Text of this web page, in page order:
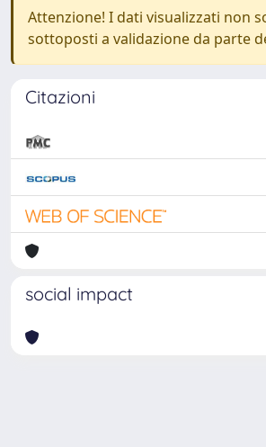
Attenzione! I dati visualizzati non
sottoposti a validazione da parte
Citazioni
social impact